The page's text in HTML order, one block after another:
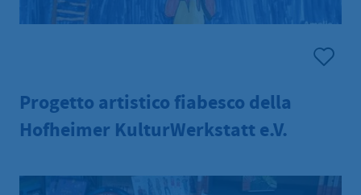
Progetto artistico fiabesco della
Hofheimer KulturWerkstatt e.V.